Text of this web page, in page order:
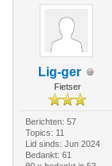
Lig-ger
Fietser
Berichten: 57
Topics: 11
Lid sinds: Jun 2024
Bedankt: 61